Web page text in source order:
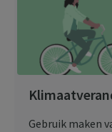
Gebruik maken